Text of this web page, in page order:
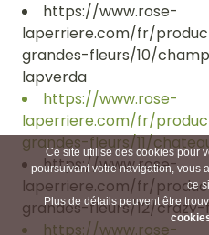
https://www.rose-
laperriere.com/fr/
grandes-fleurs/10/
lapverda
https://www.rose-
laperriere.com/fr/
grandes-fleurs/11/
https://www.rose-
laperriere.com/fr/
grandes-fleurs/12/
https://www.rose-
Ce site utilise des cookies pour
poursuivant votre navigation, vous
ce
Plus de détails peuvent être